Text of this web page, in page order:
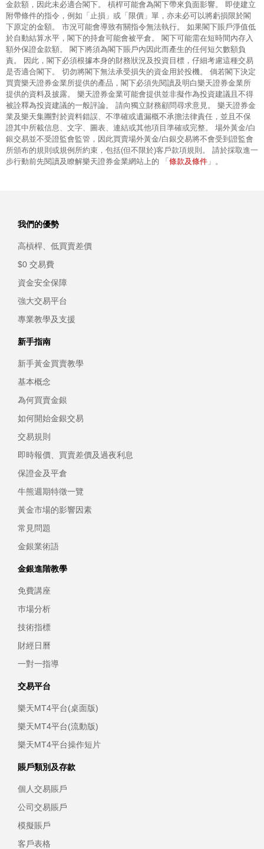
金款額，因此未必適合閣下。 槓桿可能會為閣下帶來負面影響。 即使建立
附帶條件的指令，例如「止損」或「限價」單，亦未必可以將虧損限於閣
下原定的金額。 市況可能會導致有關指令無法執行。 如果閣下賬戶淨值低
於自動結算水平，閣下的持倉可能會被平倉。 閣下可能需在短時間內存入
額外保證金款額。 閣下將須為閣下賬戶內因此而產生的任何短欠數額負
責。 因此，閣下必須根據本身的財務狀況及投資目標，仔細考慮這種交易
是否適合閣下。 切勿將閣下無法承受損失的資金用於投機。 倘若閣下決定
買賣樂天證券金業所提供的產品，閣下必須先閱讀及明白樂天證券金業所
提供的資料及披露。 樂天證券金業可能會提供並非擬作為投資建議且不得
被詮釋為投資建議的一般評論。 請向獨立財務顧問尋求意見。 樂天證券金
業及樂天集團對於資料錯誤、不準確或遺漏概不承擔法律責任，並且不保
證其中所載信息、文字、圖表、連結或其他項目準確或完整。 場外黃金/白
銀交易並不受證監會監管，因此買賣場外黃金/白銀交易將不會受到證監會
所頒布的規則或規例所約束，包括(但不限於)客戶款項規則。 請於採取進一
步行動前先閱讀及瞭解樂天證券金業網站上的 「 條款及條件 」。
我們的優勢
高槓桿、低買賣差價
$0 交易費
資金安全保障
強大交易平台
專業教學及支援
新手指南
新手黃金買賣教學
基本概念
為何買賣金銀
如何開始金銀交易
交易規則
即時報價、買賣差價及過夜利息
保證金及平倉
牛熊週期特徵一覽
黃金市場的影響因素
常見問題
金銀業術語
金銀進階教學
免費講座
巿場分析
技術指標
財經日曆
一對一指導
交易平台
樂天MT4平台(桌面版)
樂天MT4平台(流動版)
樂天MT4平台操作短片
賬戶類別及存款
個人交易賬戶
公司交易賬戶
模擬賬戶
客戶表格